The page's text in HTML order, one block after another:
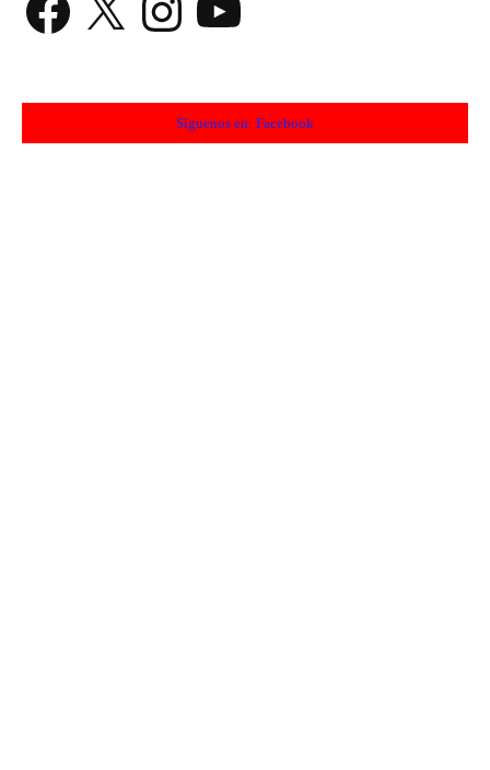
Síguenos en: Facebook